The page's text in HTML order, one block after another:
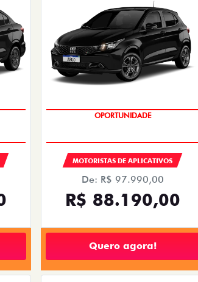
OPORTUNIDADE
MOTORISTAS DE APLICATIVOS
De: R$ 97.990,00
R$ 88.190,00
Quero agora!